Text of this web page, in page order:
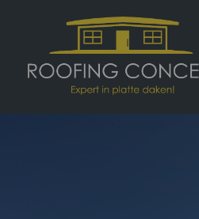
Dakwerken